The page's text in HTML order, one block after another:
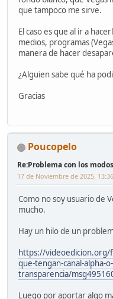
que tampoco me sirve.
El caso es que al ir a
medios, programas
manera de hacer
¿Alguien sabe qué ha
Gracias
Poucopelo
Re:Problema con los
17 de Noviembre de 2025,
Como no soy usuario de
mucho.
Hay un hilo de un
https://videoedicion.org/
que-tengan-canal-alpha-o-
transparencia/
Luego por aportar algo